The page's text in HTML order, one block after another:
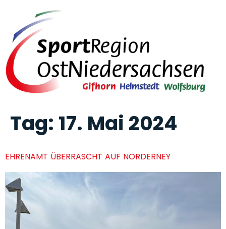
Tag: 17. Mai 2024
EHRENAMT ÜBERRASCHT AUF NORDERNEY